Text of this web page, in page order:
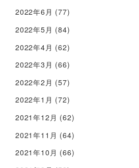
2022年6月 (77)
2022年5月 (84)
2022年4月 (62)
2022年3月 (66)
2022年2月 (57)
2022年1月 (72)
2021年12月 (62)
2021年11月 (64)
2021年10月 (66)